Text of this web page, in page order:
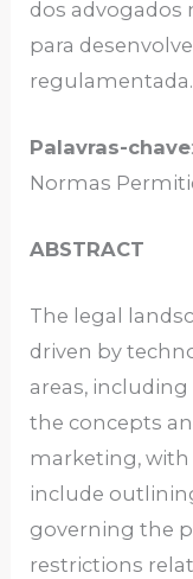
dos advogados
para
regulamentada.
Palavras-chave
Normas
ABSTRACT
The legal
driven by
areas,
the concepts
marketing, with
include
governing the
restrictions